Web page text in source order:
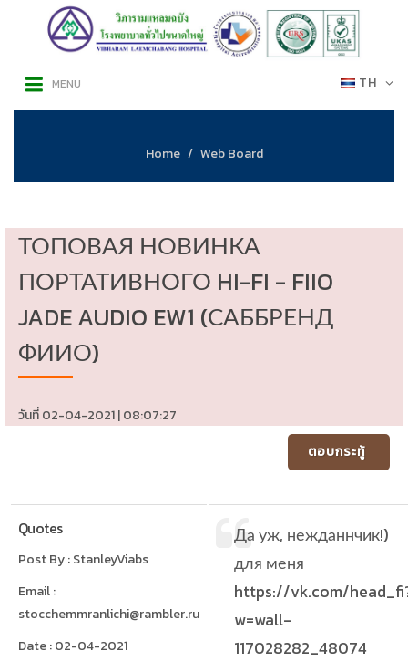
TH
MENU
Home Web Board
ТОПОВАЯ НОВИНКА
ПОРТАТИВНОГО HI-FI - FIIO
JADE AUDIO EW1 (САББРЕНД
ФИИО)
วันที่ 02-04-2021 | 08:07:27
ตอบกระทู้
Quotes
Post By : StanleyViabs
Email :
stocchemmranlichi@rambler.ru
Date : 02-04-2021
Да уж, нежданнчик!)
для меня
https://vk.com/
w=wall-
117028282_48074